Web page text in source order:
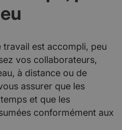
travail est accompli, peu
vos collaborateurs,
à distance ou de
assurer que les
et que les
conformément aux